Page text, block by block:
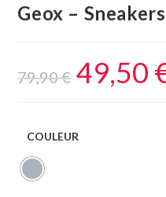
Geox –
79,90€ 49,50
COULEUR